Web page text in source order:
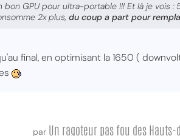
GPU pour ultra-portable !!! Et là je vois :
2x plus, du coup a part pour
final, en optimisant la 1650 (
par Un ragoteur pas fou des Hauts-